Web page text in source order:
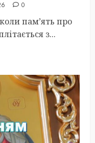
0
пам’ять про
з...